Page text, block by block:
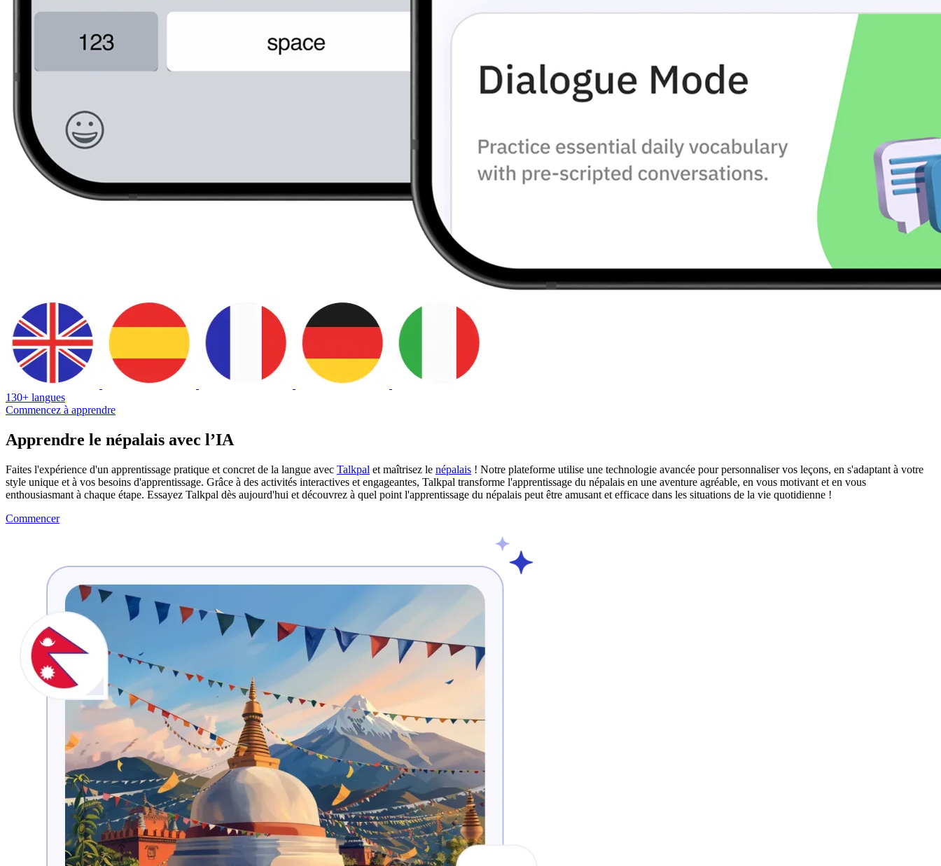
130+ langues
Commencez à apprendre
Apprendre le népalais avec l’IA
Faites l'expérience d'un apprentissage pratique et concret de la langue avec Talkpal et maîtrisez le népalais ! Notre plateforme utilise une technologie avancée pour personnaliser vos leçons, en s'adaptant à votre
style unique et à vos besoins d'apprentissage. Grâce à des activités interactives et engageantes, Talkpal transforme l'apprentissage du népalais en une aventure agréable, en vous motivant et en vous
enthousiasmant à chaque étape. Essayez Talkpal dès aujourd'hui et découvrez à quel point l'apprentissage du népalais peut être amusant et efficace dans les situations de la vie quotidienne !
Commencer